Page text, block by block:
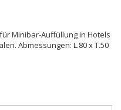
Minibar-Auffüllung in Hotels
Abmessungen: L.80 x T.50